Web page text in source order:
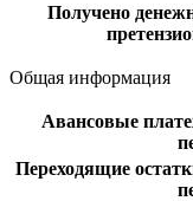
Получено
Общая информация
Авансовые
Переходящие